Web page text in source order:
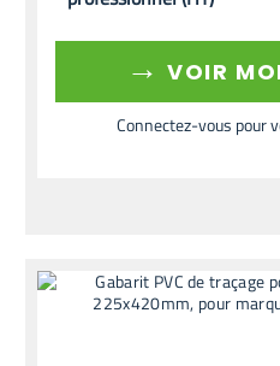
→ VOIR
Connectez-vous pour